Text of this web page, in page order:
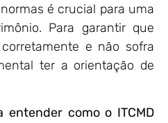
é crucial para uma
Para garantir que
e não sofra
ter a orientação de
entender como o ITCMD